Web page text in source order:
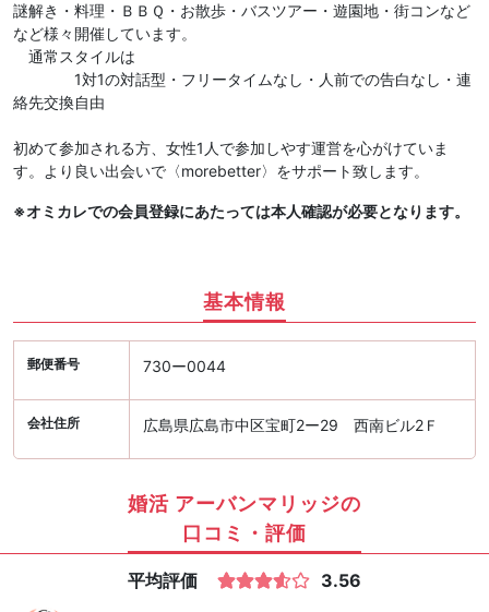
謎解き・料理・ＢＢＱ・お散歩・バスツアー・遊園地・街コンなど
など様々開催しています。
通常スタイルは
1対1の対話型・フリータイムなし・人前での告白なし・連
絡先交換自由
初めて参加される方、女性1人で参加しやす運営を心がけていま
す。より良い出会いで〈morebetter〉をサポート致します。
※オミカレでの会員登録にあたっては本人確認が必要となります。
基本情報
郵便番号 730ー0044
会社住所 広島県広島市中区宝町2ー29 西南ビル2Ｆ
婚活 アーバンマリッジの
口コミ・評価
平均評価 3.56